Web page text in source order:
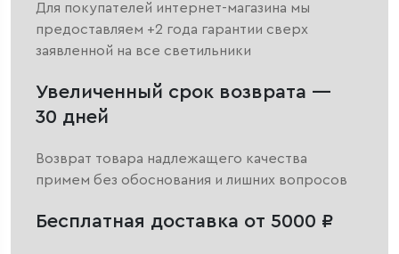
Для покупателей интернет-магазина мы
предоставляем +2 года гарантии сверх
заявленной на все светильники
Увеличенный срок возврата —
30 дней
Возврат товара надлежащего качества
примем без обоснования и лишних вопросов
Бесплатная доставка от 5000 ₽